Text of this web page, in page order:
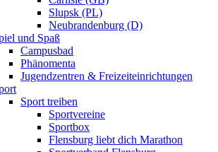
Slupsk (PL)
Neubrandenburg (D)
und Spaß
Campusbad
Phänomenta
Jugendzentren & Freizeiteinrichtungen
Sport treiben
Sportvereine
Sportbox
Flensburg liebt dich Marathon